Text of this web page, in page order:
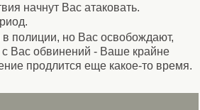
начнут Вас атаковать.
полиции, но Вас освобождают,
Вас обвинений - Ваше крайне
продлится еще какое-то время.